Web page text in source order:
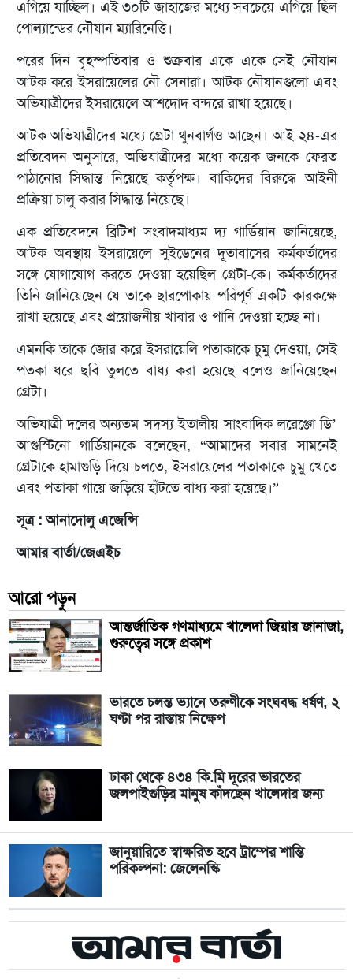
এগিয়ে যাচ্ছিল। এই ৩০টি জাহাজের মধ্যে সবচেয়ে এগিয়ে ছিল
পোল্যান্ডের নৌযান ম্যারিনেত্তি।
পরের দিন বৃহস্পতিবার ও শুক্রবার একে একে সেই নৌযান
আটক করে ইসরায়েলের নৌ সেনারা। আটক নৌযানগুলো এবং
অভিযাত্রীদের ইসরায়েলে আশদোদ বন্দরে রাখা হয়েছে।
আটক অভিযাত্রীদের মধ্যে গ্রেটা থুনবার্গও আছেন। আই ২৪-এর
প্রতিবেদন অনুসারে, অভিযাত্রীদের মধ্যে কয়েক জনকে ফেরত
পাঠানোর সিদ্ধান্ত নিয়েছে কর্তৃপক্ষ। বাকিদের বিরুদ্ধে আইনী
প্রক্রিয়া চালু করার সিদ্ধান্ত নিয়েছে।
এক প্রতিবেদনে ব্রিটিশ সংবাদমাধ্যম দ্য গার্ডিয়ান জানিয়েছে,
আটক অবস্থায় ইসরায়েলে সুইডেনের দূতাবাসের কর্মকর্তাদের
সঙ্গে যোগাযোগ করতে দেওয়া হয়েছিল গ্রেটা-কে। কর্মকর্তাদের
তিনি জানিয়েছেন যে তাকে ছারপোকায় পরিপূর্ণ একটি কারকক্ষে
রাখা হয়েছে এবং প্রয়োজনীয় খাবার ও পানি দেওয়া হচ্ছে না।
এমনকি তাকে জোর করে ইসরায়েলি পতাকাকে চুমু দেওয়া, সেই
পতকা ধরে ছবি তুলতে বাধ্য করা হয়েছে বলেও জানিয়েছেন
গ্রেটা।
অভিযাত্রী দলের অন্যতম সদস্য ইতালীয় সাংবাদিক লরেঞ্জো ডি’
আগুস্টিনো গার্ডিয়ানকে বলেছেন, “আমাদের সবার সামনেই
গ্রেটাকে হামাগুড়ি দিয়ে চলতে, ইসরায়েলের পতাকাকে চুমু খেতে
এবং পতাকা গায়ে জড়িয়ে হাঁটতে বাধ্য করা হয়েছে।”
সূত্র : আনাদোলু এজেন্সি
আমার বার্তা/জেএইচ
আরো পড়ুন
আন্তর্জাতিক গণমাধ্যমে খালেদা জিয়ার জানাজা,
গুরুত্বের সঙ্গে প্রকাশ
ভারতে চলন্ত ভ্যানে তরুণীকে সংঘবদ্ধ ধর্ষণ, ২
ঘণ্টা পর রাস্তায় নিক্ষেপ
ঢাকা থেকে ৪৩৪ কি.মি দূরের ভারতের
জলপাইগুড়ির মানুষ কাঁদছেন খালেদার জন্য
জানুয়ারিতে স্বাক্ষরিত হবে ট্রাম্পের শান্তি
পরিকল্পনা: জেলেনস্কি